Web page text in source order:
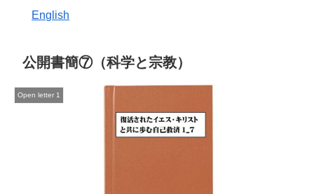
English
公開書簡⑦（科学と宗教）
Open letter 1